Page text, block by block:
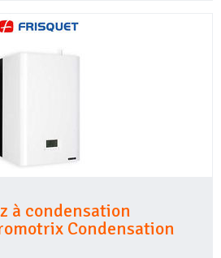
à condensation
Condensation